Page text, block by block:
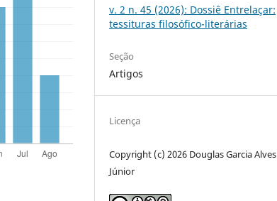
v. 2 n. 45 (2026): Dossiê Entrelaçar:
tessituras filosófico-literárias
Seção
Artigos
Licença
Copyright (c) 2026 Douglas Garcia Alves
Júnior